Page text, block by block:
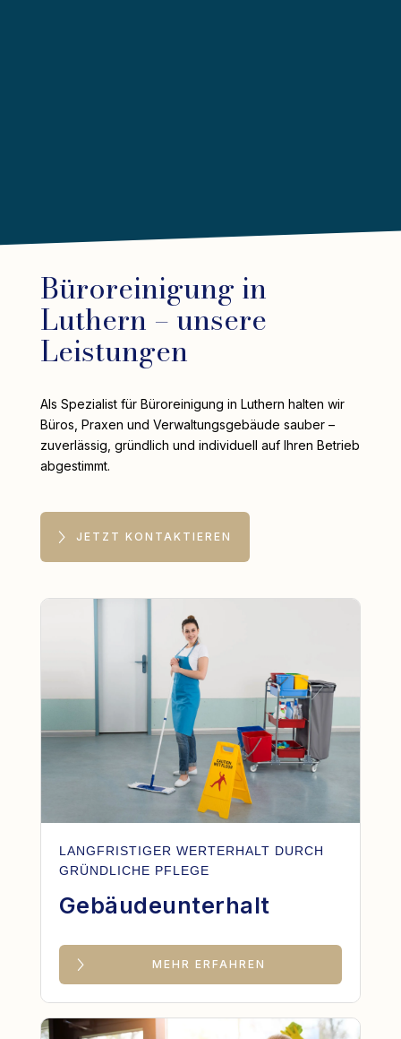
Büroreinigung in
Luthern – unsere
Leistungen
Als Spezialist für Büroreinigung in Luthern halten wir
Büros, Praxen und Verwaltungsgebäude sauber –
zuverlässig, gründlich und individuell auf Ihren Betrieb
abgestimmt.
JETZT KONTAKTIEREN
LANGFRISTIGER WERTERHALT DURCH
GRÜNDLICHE PFLEGE
Gebäudeunterhalt
MEHR ERFAHREN